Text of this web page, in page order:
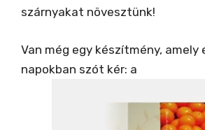
szárnyakat növesztünk!
Van még egy készítmény, amely
napokban szót kér: a